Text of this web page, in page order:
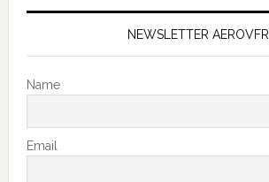
NEWSLETTER AEROVFR
Name
Email